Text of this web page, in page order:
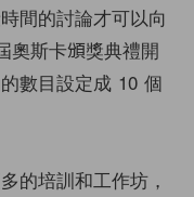
間的討論才可以向
奧斯卡頒獎典禮開
數目設定成 10 個
的培訓和工作坊，